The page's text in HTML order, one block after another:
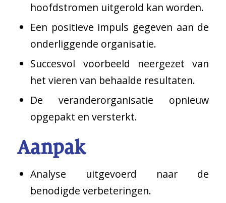
hoofdstromen uitgerold kan worden.
Een positieve impuls gegeven aan de
onderliggende organisatie.
Succesvol voorbeeld neergezet van
het vieren van behaalde resultaten.
De veranderorganisatie opnieuw
opgepakt en versterkt.
Aanpak
Analyse uitgevoerd naar de
benodigde verbeteringen.